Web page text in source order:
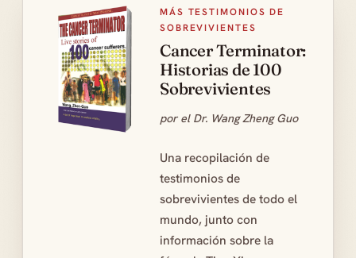
MÁS TESTIMONIOS DE
SOBREVIVIENTES
Cancer Terminator:
Historias de 100
Sobrevivientes
por el Dr. Wang Zheng Guo
Una recopilación de
testimonios de
sobrevivientes de todo el
mundo, junto con
información sobre la